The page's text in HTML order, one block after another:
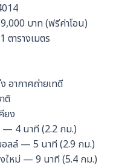
บาท (ฟรีค่าโอน)
ตารางเมตร
อากาศถ่ายเทดี
ติ
ยง
— 4 นาที (2.2 กม.)
อลล์ — 5 นาที (2.9 กม.)
ใหม่ — 9 นาที (5.4 กม.)